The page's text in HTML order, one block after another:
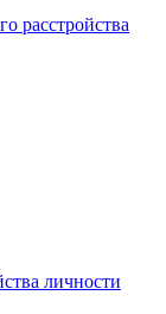
расстройства
личности